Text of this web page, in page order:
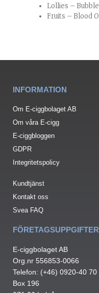
Lollies –
Fruits – Blood
INFORMATION
Om E-ciggbolaget AB
Om våra E-cigg
E-ciggbloggen
GDPR
Integritetspolicy
Kundtjänst
Kontakt oss
Svea FAQ
E-ciggbolaget AB
Org.nr 556853-0066
Telefon: (+46) 0920-40 70
Box 196